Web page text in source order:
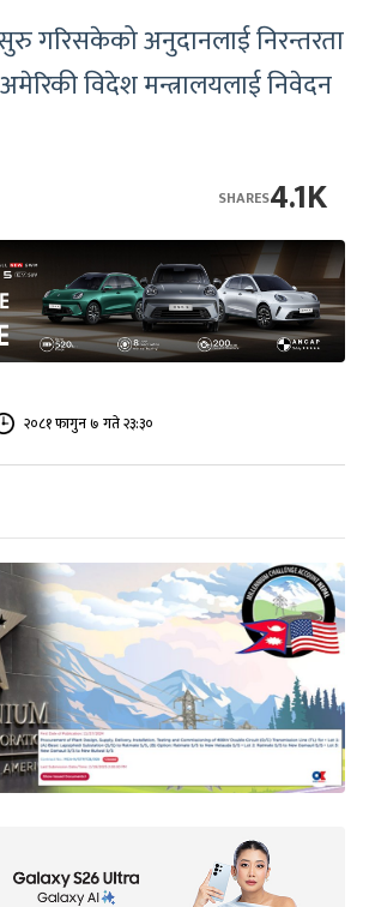
गरिसकेको अनुदानलाई निरन्तरता
विदेश मन्त्रालयलाई निवेदन
4.1K
SHARES
२०८१ फागुन ७ गते २३:३०